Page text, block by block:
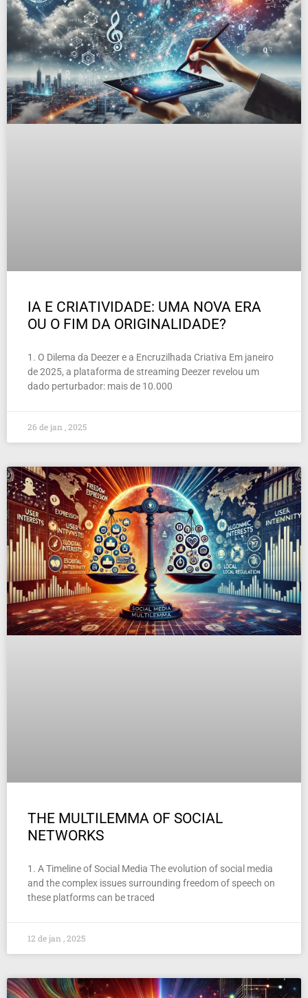
IA E CRIATIVIDADE: UMA NOVA ERA
OU O FIM DA ORIGINALIDADE?
1. O Dilema da Deezer e a Encruzilhada Criativa Em janeiro
de 2025, a plataforma de streaming Deezer revelou um
dado perturbador: mais de 10.000
26 de jan , 2025
THE MULTILEMMA OF SOCIAL
NETWORKS
1. A Timeline of Social Media The evolution of social media
and the complex issues surrounding freedom of speech on
these platforms can be traced
12 de jan , 2025